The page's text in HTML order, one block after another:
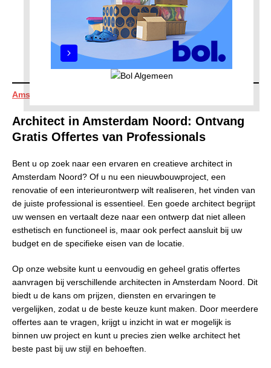
Amsterdam Noord
Architect in Amsterdam Noord: Ontvang
Gratis Offertes van Professionals
Bent u op zoek naar een ervaren en creatieve architect in
Amsterdam Noord? Of u nu een nieuwbouwproject, een
renovatie of een interieurontwerp wilt realiseren, het vinden van
de juiste professional is essentieel. Een goede architect begrijpt
uw wensen en vertaalt deze naar een ontwerp dat niet alleen
esthetisch en functioneel is, maar ook perfect aansluit bij uw
budget en de specifieke eisen van de locatie.
Op onze website kunt u eenvoudig en geheel gratis offertes
aanvragen bij verschillende architecten in Amsterdam Noord. Dit
biedt u de kans om prijzen, diensten en ervaringen te
vergelijken, zodat u de beste keuze kunt maken. Door meerdere
offertes aan te vragen, krijgt u inzicht in wat er mogelijk is
binnen uw project en kunt u precies zien welke architect het
beste past bij uw stijl en behoeften.